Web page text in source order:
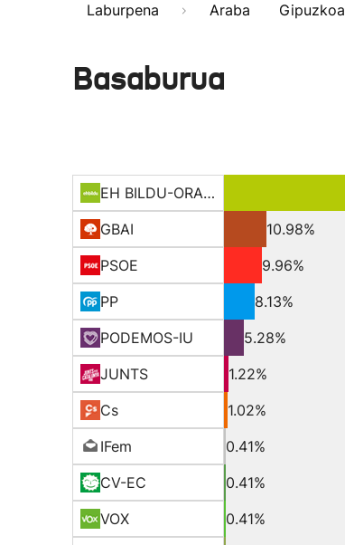
Laburpena Araba Gipuzkoa
Basaburua
EH BILDU-ORAIN ERREP
GBAI
10.98%
PSOE
9.96%
PP
8.13%
PODEMOS-IU
5.28%
JUNTS
1.22%
Cs
1.02%
IFem
0.41%
CV-EC
0.41%
VOX
0.41%